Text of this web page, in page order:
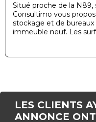
Situé proche de la N89,
Consultimo vous
stockage et de bureaux
immeuble neuf. Les
LES CLIENTS
ANNONCE